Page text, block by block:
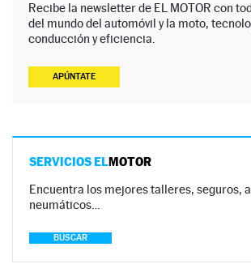
Recibe la newsletter de EL MOTOR con
del mundo del automóvil y la moto,
conducción y eficiencia.
APÚNTATE
SERVICIOS ELMOTOR
Encuentra los mejores talleres, seguros,
neumáticos…
BUSCAR